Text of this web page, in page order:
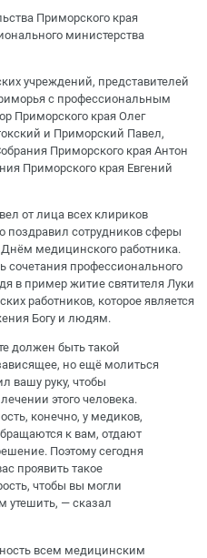
Приморского края
министерства
учреждений, представителей
с профессиональным
Приморского края Олег
и Приморский Павел,
Приморского края Антон
Приморского края Евгений
от лица всех клириков
поздравил сотрудников сферы
медицинского работника.
сочетания профессионального
в пример житие святителя Луки
работников, которое является
Богу и людям.
должен быть такой
но ещё молиться
вашу руку, чтобы
этого человека.
конечно, у медиков,
к вам, отдают
Поэтому сегодня
проявить такое
чтобы вы могли
утешить, — сказал
всем медицинским